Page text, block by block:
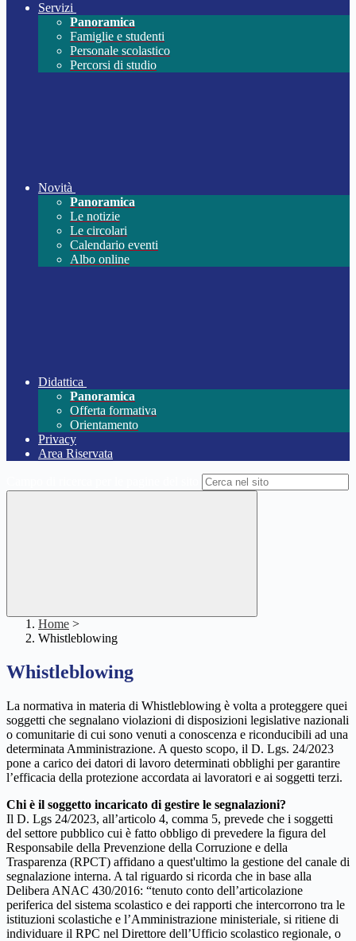
Servizi
Panoramica
Famiglie e studenti
Personale scolastico
Percorsi di studio
Novità
Panoramica
Le notizie
Le circolari
Calendario eventi
Albo online
Didattica
Panoramica
Offerta formativa
Orientamento
Privacy
Area Riservata
Home >
Whistleblowing
Whistleblowing
La normativa in materia di Whistleblowing è volta a proteggere quei
soggetti che segnalano violazioni di disposizioni legislative nazionali
o comunitarie di cui sono venuti a conoscenza e riconducibili ad una
determinata Amministrazione. A questo scopo, il D. Lgs. 24/2023
pone a carico dei datori di lavoro determinati obblighi per garantire
l’efficacia della protezione accordata ai lavoratori e ai soggetti terzi.
Chi è il soggetto incaricato di gestire le segnalazioni?
Il D. Lgs 24/2023, all’articolo 4, comma 5, prevede che i soggetti
del settore pubblico cui è fatto obbligo di prevedere la figura del
Responsabile della Prevenzione della Corruzione e della
Trasparenza (RPCT) affidano a quest'ultimo la gestione del canale di
segnalazione interna. A tal riguardo si ricorda che in base alla
Delibera ANAC 430/2016: “tenuto conto dell’articolazione
periferica del sistema scolastico e dei rapporti che intercorrono tra le
istituzioni scolastiche e l’Amministrazione ministeriale, si ritiene di
individuare il RPC nel Direttore dell’Ufficio scolastico regionale, o